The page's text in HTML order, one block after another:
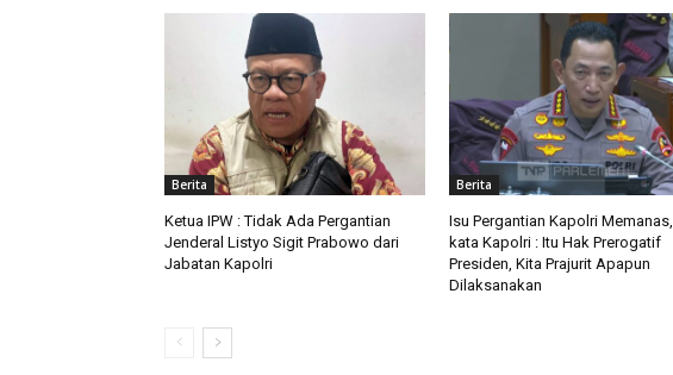
Berita
Ketua IPW : Tidak Ada Pergantian
Jenderal Listyo Sigit Prabowo dari
Jabatan Kapolri
Berita
Isu Pergantian Kapolri
kata Kapolri : Itu Hak Prerogatif
Presiden, Kita Prajurit Apapun
Dilaksanakan